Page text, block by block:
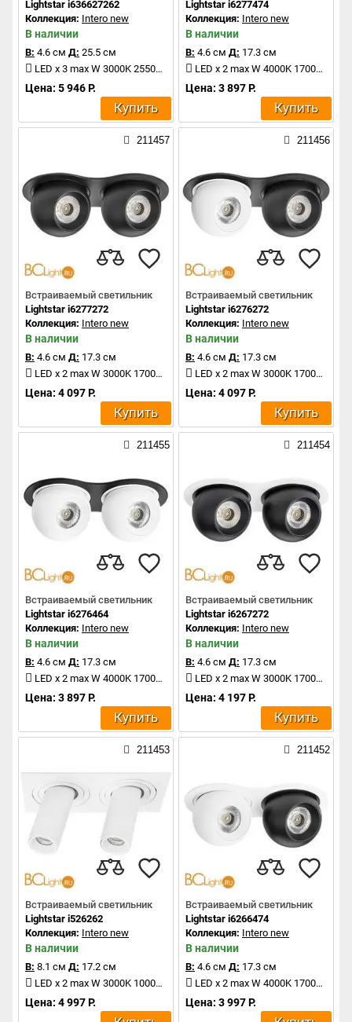
Lightstar i636627262
Коллекция: Intero new
В наличии
В: 4.6 см Д: 25.5 см
LED x 3 max W 3000K 2550Lm
Цена: 5 946 Р.
Купить
Lightstar i6277474
Коллекция: Intero new
В наличии
В: 4.6 см Д: 17.3 см
LED x 2 max W 4000K 1700Lm
Цена: 3 897 Р.
Купить
211457
Встраиваемый светильник
Lightstar i6277272
Коллекция: Intero new
В наличии
В: 4.6 см Д: 17.3 см
LED x 2 max W 3000K 1700Lm
Цена: 4 097 Р.
Купить
211456
Встраиваемый светильник
Lightstar i6276272
Коллекция: Intero new
В наличии
В: 4.6 см Д: 17.3 см
LED x 2 max W 3000K 1700Lm
Цена: 4 097 Р.
Купить
211455
Встраиваемый светильник
Lightstar i6276464
Коллекция: Intero new
В наличии
В: 4.6 см Д: 17.3 см
LED x 2 max W 4000K 1700Lm
Цена: 3 897 Р.
Купить
211454
Встраиваемый светильник
Lightstar i6267272
Коллекция: Intero new
В наличии
В: 4.6 см Д: 17.3 см
LED x 2 max W 3000K 1700Lm
Цена: 4 197 Р.
Купить
211453
Встраиваемый светильник
Lightstar i526262
Коллекция: Intero new
В наличии
В: 8.1 см Д: 17.2 см
LED x 2 max W 3000K 1000Lm
Цена: 4 997 Р.
211452
Встраиваемый светильник
Lightstar i6266474
Коллекция: Intero new
В наличии
В: 4.6 см Д: 17.3 см
LED x 2 max W 4000K 1700Lm
Цена: 3 997 Р.